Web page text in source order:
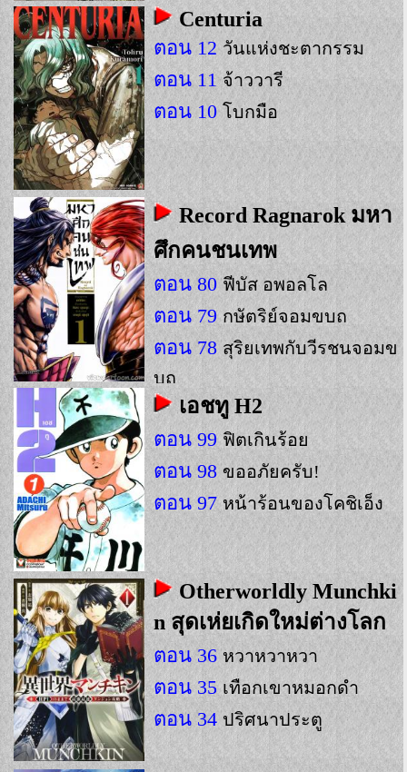
Centuria
ตอน 12 วันแห่งชะตากรรม
ตอน 11 จ้าววารี
ตอน 10 โบกมือ
Record Ragnarok มหา
ศึกคนชนเทพ
ตอน 80 ฟีบัส อพอลโล
ตอน 79 กษัตริย์จอมขบถ
ตอน 78 สุริยเทพกับวีรชนจอมข
บถ
เอชทู H2
ตอน 99 ฟิตเกินร้อย
ตอน 98 ขออภัยครับ!
ตอน 97 หน้าร้อนของโคชิเอ็ง
Otherworldly Munchki
n สุดเห่ยเกิดใหม่ต่างโลก
ตอน 36 หวาหวาหวา
ตอน 35 เทือกเขาหมอกดำ
ตอน 34 ปริศนาประตู